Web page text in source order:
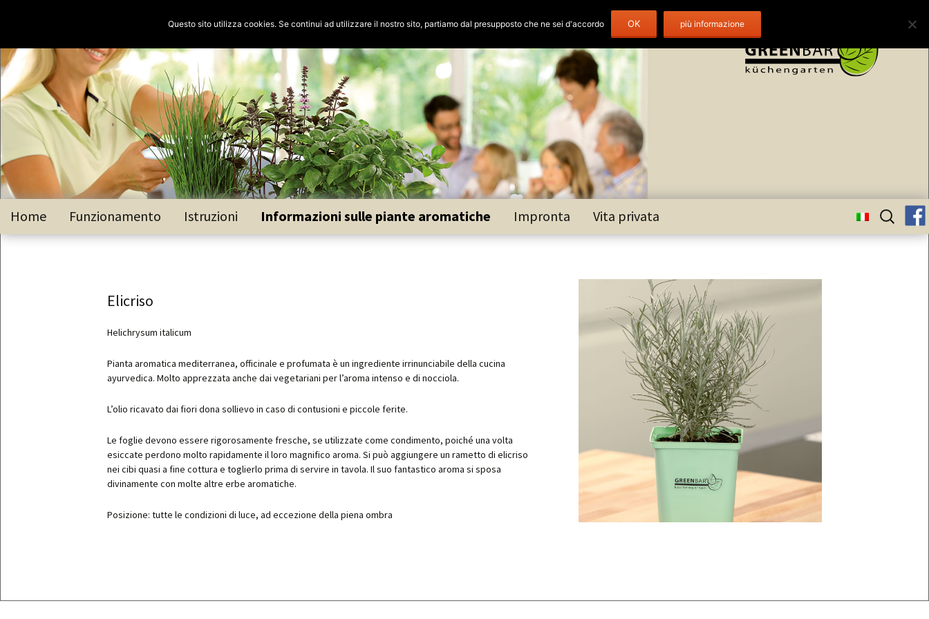
contenuto
Home Funzionamento Istruzioni
Informazioni sulle piante aromatiche
Basilico
Levistico
Marjolaine italienne
Menta marocchina
Prezzemolo riccio
Prezzemolo, a foglie lisce
Romice sanguineo
Rosmarino
Impronta Vita privata
Ricerca
per:
Elicriso
Helichrysum italicum
Pianta aromatica mediterranea, officinale e profumata è un ingrediente irrinunciabile della cucina
ayurvedica. Molto apprezzata anche dai vegetariani per l’aroma intenso e di nocciola.
L’olio ricavato dai fiori dona sollievo in caso di contusioni e piccole ferite.
Le foglie devono essere rigorosamente fresche, se utilizzate come condimento, poiché una volta
esiccate perdono molto rapidamente il loro magnifico aroma. Si può aggiungere un rametto di elicriso
nei cibi quasi a fine cottura e toglierlo prima di servire in tavola. Il suo fantastico aroma si sposa
divinamente con molte altre erbe aromatiche.
Posizione: tutte le condizioni di luce, ad eccezione della piena ombra
OK